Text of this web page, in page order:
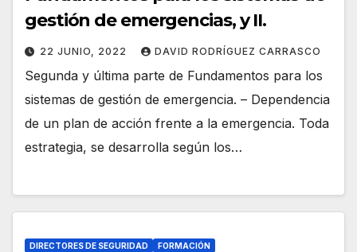
gestión de emergencias, y II.
22 JUNIO, 2022 DAVID RODRÍGUEZ CARRASCO
Segunda y última parte de Fundamentos para los
sistemas de gestión de emergencia. – Dependencia
de un plan de acción frente a la emergencia. Toda
estrategia, se desarrolla según los…
DIRECTORES DE SEGURIDAD
FORMACIÓN